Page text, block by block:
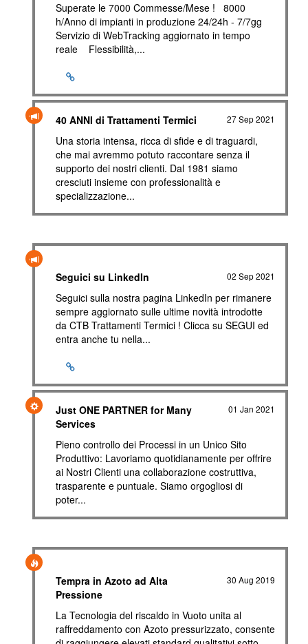
Superate le 7000 Commesse/Mese ! 8000
h/Anno di impianti in produzione 24/24h - 7/7gg
Servizio di WebTracking aggiornato in tempo
reale Flessibilità,...
27 Sep 2021
40 ANNI di Trattamenti Termici
Una storia intensa, ricca di sfide e di traguardi,
che mai avremmo potuto raccontare senza il
supporto dei nostri clienti. Dal 1981 siamo
cresciuti insieme con professionalità e
specializzazione...
02 Sep 2021
Seguici su LinkedIn
Seguici sulla nostra pagina LinkedIn per rimanere
sempre aggiornato sulle ultime novità introdotte
da CTB Trattamenti Termici ! Clicca su SEGUI ed
entra anche tu nella...
01 Jan 2021
Just ONE PARTNER for Many
Services
Pieno controllo dei Processi in un Unico Sito
Produttivo: Lavoriamo quotidianamente per offrire
ai Nostri Clienti una collaborazione costruttiva,
trasparente e puntuale. Siamo orgogliosi di
poter...
30 Aug 2019
Tempra in Azoto ad Alta
Pressione
La Tecnologia del riscaldo in Vuoto unita al
raffreddamento con Azoto pressurizzato, consente